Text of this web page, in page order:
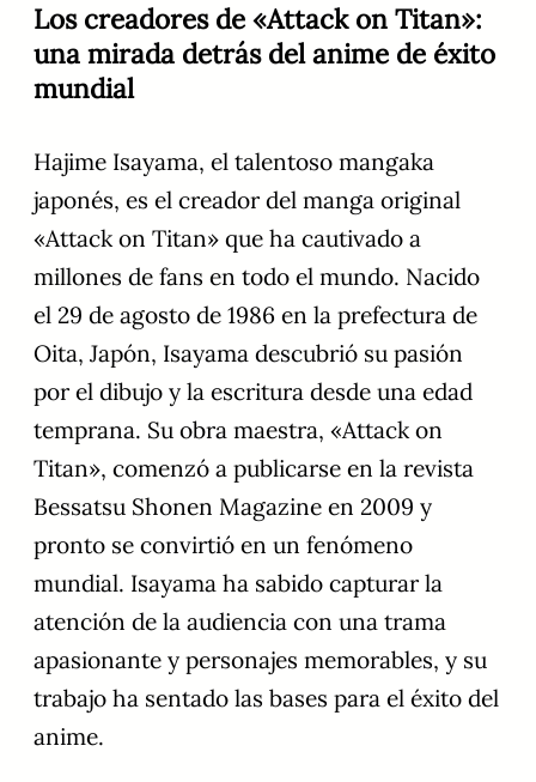
Los creadores de «Attack on Titan»:
una mirada detrás del anime de éxito
mundial
Hajime Isayama, el talentoso mangaka
japonés, es el creador del manga original
«Attack on Titan» que ha cautivado a
millones de fans en todo el mundo. Nacido
el 29 de agosto de 1986 en la prefectura de
Oita, Japón, Isayama descubrió su pasión
por el dibujo y la escritura desde una edad
temprana. Su obra maestra, «Attack on
Titan», comenzó a publicarse en la revista
Bessatsu Shonen Magazine en 2009 y
pronto se convirtió en un fenómeno
mundial. Isayama ha sabido capturar la
atención de la audiencia con una trama
apasionante y personajes memorables, y su
trabajo ha sentado las bases para el éxito del
anime.